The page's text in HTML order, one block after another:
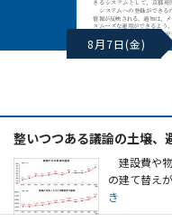
8月7日(金)
整いつつある議論の土壌、
建設費や
の建て替え
き